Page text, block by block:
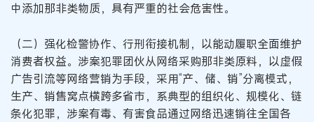
中添加那非类物质，具有严重的社会危害性。
（二）强化检警协作、行刑衔接机制，以能动履职全面维护
消费者权益。涉案犯罪团伙从网络采购那非类原料，以虚假
广告引流等网络营销为手段，采用“产、储、销”分离模式，
生产、销售窝点横跨多省市，系典型的组织化、规模化、链
条化犯罪，涉案有毒、有害食品通过网络迅速销往全国各